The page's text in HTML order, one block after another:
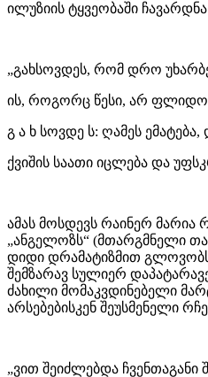
ილუზიის ტყვეობაში
„გახსოვდეს, რომ დრო
ის, როგორც წესი, არ
გ ა ხ სოვდე ს: ღამეს
ქვიშის საათი იცლება და
ამას მოსდევს რაინერ
„ანგელოზს“ (მთარგმნელი
დიდი დრამატიზმით
შემზარავ სულიერ
ძახილი მომაკვდინებელი
არსებებისკენ შეუსმენელი
„ვით შეიძლებდა ჩვენთაგანი